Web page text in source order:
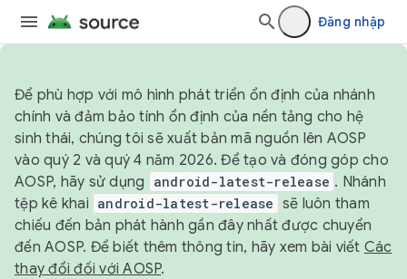
Đăng nhập
Để phù hợp với mô hình phát triển ổn định của nhánh
chính và đảm bảo tính ổn định của nền tảng cho hệ
sinh thái, chúng tôi sẽ xuất bản mã nguồn lên AOSP
vào quý 2 và quý 4 năm 2026. Để tạo và đóng góp cho
AOSP, hãy sử dụng
android-latest-release . Nhánh
tệp kê khai android-latest-release sẽ luôn tham
chiếu đến bản phát hành gần đây nhất được chuyển
đến AOSP. Để biết thêm thông tin, hãy xem bài viết Các
thay đổi đối với AOSP.